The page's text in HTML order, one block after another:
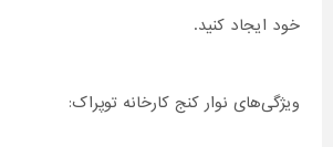
خود ایجاد کنید.
ویژگی‌های نوار کنج کارخانه توپراک: